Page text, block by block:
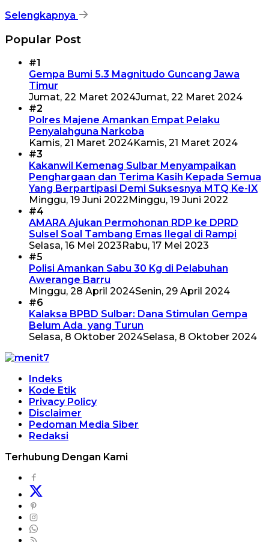
Selengkapnya
Popular Post
#1
Gempa Bumi 5.3 Magnitudo Guncang Jawa
Timur
Jumat, 22 Maret 2024Jumat, 22 Maret 2024
#2
Polres Majene Amankan Empat Pelaku
Penyalahguna Narkoba
Kamis, 21 Maret 2024Kamis, 21 Maret 2024
#3
Kakanwil Kemenag Sulbar Menyampaikan
Penghargaan dan Terima Kasih Kepada Semua
Yang Berpartipasi Demi Suksesnya MTQ Ke-IX
Minggu, 19 Juni 2022 Minggu, 19 Juni 2022
#4
AMARA Ajukan Permohonan RDP ke DPRD
Sulsel Soal Tambang Emas Ilegal di Rampi
Selasa, 16 Mei 2023 Rabu, 17 Mei 2023
#5
Polisi Amankan Sabu 30 Kg di Pelabuhan
Awerange Barru
Minggu, 28 April 2024Senin, 29 April 2024
#6
Kalaksa BPBD Sulbar: Dana Stimulan Gempa
Belum Ada yang Turun
Selasa, 8 Oktober 2024Selasa, 8 Oktober 2024
Indeks
Kode Etik
Privacy Policy
Disclaimer
Pedoman Media Siber
Redaksi
Terhubung Dengan Kami